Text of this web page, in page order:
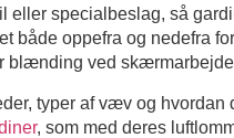
eller specialbeslag, så
både oppefra og nedefra
blænding ved skærmarbejde
typer af væv og
, som med deres